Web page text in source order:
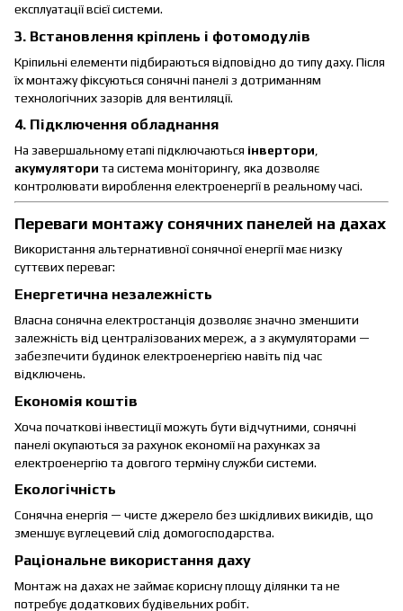
експлуатації всієї системи.
3. Встановлення кріплень і фотомодулів
Кріпильні елементи підбираються відповідно до типу даху. Після
їх монтажу фіксуються сонячні панелі з дотриманням
технологічних зазорів для вентиляції.
4. Підключення обладнання
На завершальному етапі підключаються інвертори,
акумулятори та система моніторингу, яка дозволяє
контролювати вироблення електроенергії в реальному часі.
Переваги монтажу сонячних панелей на дахах
Використання альтернативної сонячної енергії має низку
суттєвих переваг:
Енергетична незалежність
Власна сонячна електростанція дозволяє значно зменшити
залежність від централізованих мереж, а з акумуляторами —
забезпечити будинок електроенергією навіть під час
відключень.
Економія коштів
Хоча початкові інвестиції можуть бути відчутними, сонячні
панелі окупаються за рахунок економії на рахунках за
електроенергію та довгого терміну служби системи.
Екологічність
Сонячна енергія — чисте джерело без шкідливих викидів, що
зменшує вуглецевий слід домогосподарства.
Раціональне використання даху
Монтаж на дахах не займає корисну площу ділянки та не
потребує додаткових будівельних робіт.